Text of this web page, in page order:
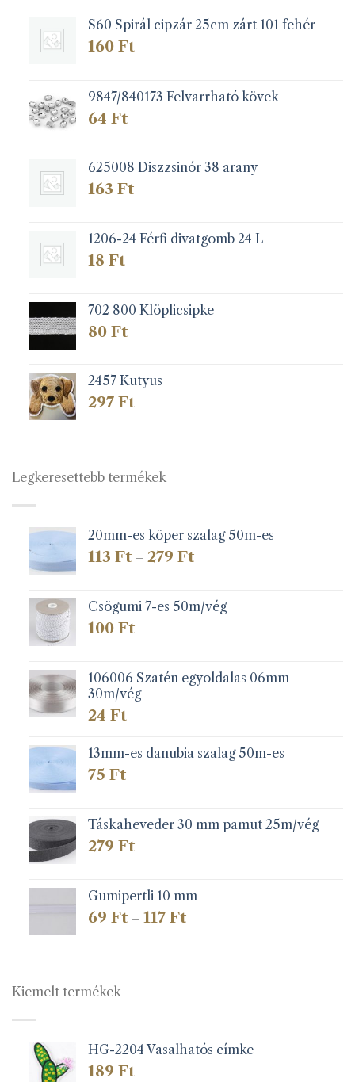
S60 Spirál cipzár 25cm zárt 101 fehér
160 Ft
9847/840173 Felvarrható kövek
64 Ft
625008 Diszzsinór 38 arany
163 Ft
1206-24 Férfi divatgomb 24 L
18 Ft
702 800 Klöplicsipke
80 Ft
2457 Kutyus
297 Ft
Legkeresettebb termékek
20mm-es köper szalag 50m-es
113 Ft – 279 FtÁrtartomány:
279 Ft
Csögumi 7-es 50m/vég
100 Ft
106006 Szatén egyoldalas 06mm
30m/vég
24 Ft
13mm-es danubia szalag 50m-es
75 Ft
Táskaheveder 30 mm pamut 25m/vég
279 Ft
Gumipertli 10 mm
69 Ft – 117 FtÁrtartomány:
Kiemelt termékek
HG-2204 Vasalhatós címke
189 Ft